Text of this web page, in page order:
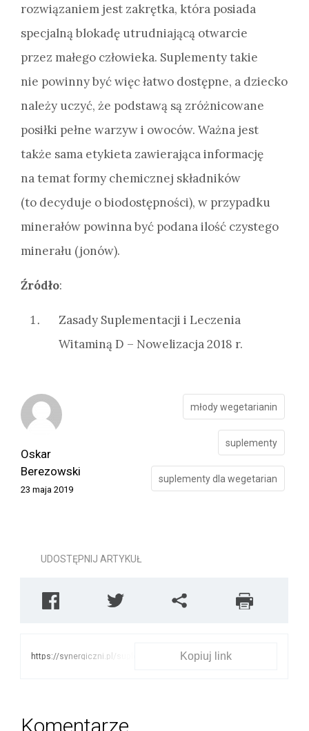
rozwiązaniem jest zakrętka, która posiada
specjalną blokadę utrudniającą otwarcie
przez małego człowieka. Suplementy takie
nie powinny być więc łatwo dostępne, a dziecko
należy uczyć, że podstawą są zróżnicowane
posiłki pełne warzyw i owoców. Ważna jest
także sama etykieta zawierająca informację
na temat formy chemicznej składników
(to decyduje o biodostępności), w przypadku
minerałów powinna być podana ilość czystego
minerału (jonów).
Źródło:
Zasady Suplementacji i Leczenia
Witaminą D – Nowelizacja 2018 r.
Oskar
Berezowski
23 maja 2019
młody wegetarianin
suplementy
suplementy dla wegetarian
UDOSTĘPNIJ ARTYKUŁ
https://synergiczni.pl/suplementy/suplementy-
wegetarian
Kopiuj link
Komentarze